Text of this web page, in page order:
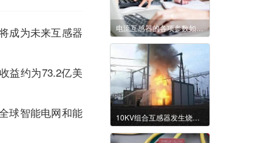
成为未来互感器
益约为73.2亿美
球智能电网和能
电流互感器的各项参数如何计算
10KV组合互感器发生烧毁的原因及故障排除